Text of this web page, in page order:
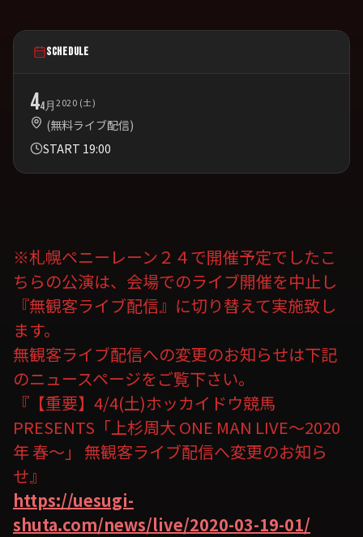
SCHEDULE
44月2020 (土)
(無料ライブ配信)
START 19:00
※札幌ペニーレーン２４で開催予定でしたこ
ちらの公演は、会場でのライブ開催を中止し
『無観客ライブ配信』に切り替えて実施致し
ます。
無観客ライブ配信への変更のお知らせは下記
のニュースページをご覧下さい。
『【重要】4/4(土)ホッカイドウ競馬
PRESENTS「上杉周大 ONE MAN LIVE～2020
年 春～」 無観客ライブ配信へ変更のお知ら
せ』
https://uesugi-
shuta.com/news/live/2020-03-19-01/